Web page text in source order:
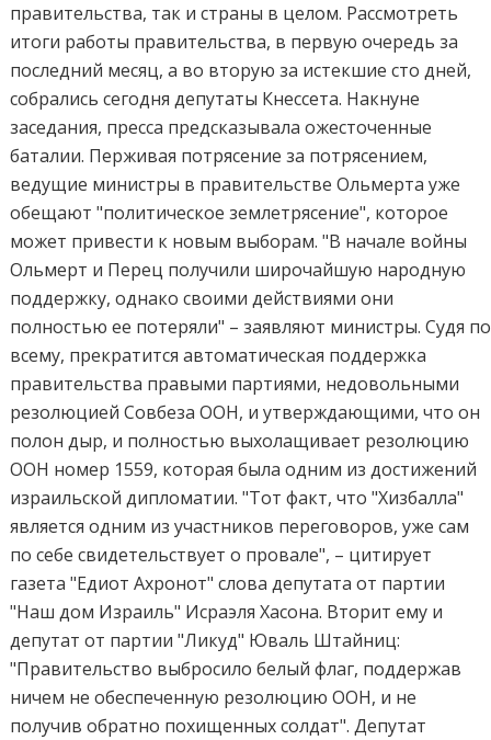
правительства, так и страны в целом. Рассмотреть
итоги работы правительства, в первую очередь за
последний месяц, а во вторую за истекшие сто дней,
собрались сегодня депутаты Кнессета. Накнуне
заседания, пресса предсказывала ожесточенные
баталии. Перживая потрясение за потрясением,
ведущие министры в правительстве Ольмерта уже
обещают "политическое землетрясение", которое
может привести к новым выборам. "В начале войны
Ольмерт и Перец получили широчайшую народную
поддержку, однако своими действиями они
полностью ее потеряли" – заявляют министры. Судя по
всему, прекратится автоматическая поддержка
правительства правыми партиями, недовольными
резолюцией Совбеза ООН, и утверждающими, что он
полон дыр, и полностью выхолащивает резолюцию
ООН номер 1559, которая была одним из достижений
израильской дипломатии. "Тот факт, что "Хизбалла"
является одним из участников переговоров, уже сам
по себе свидетельствует о провале", – цитирует
газета "Едиот Ахронот" слова депутата от партии
"Наш дом Израиль" Исраэля Хасона. Вторит ему и
депутат от партии "Ликуд" Юваль Штайниц:
"Правительство выбросило белый флаг, поддержав
ничем не обеспеченную резолюцию ООН, и не
получив обратно похищенных солдат". Депутат